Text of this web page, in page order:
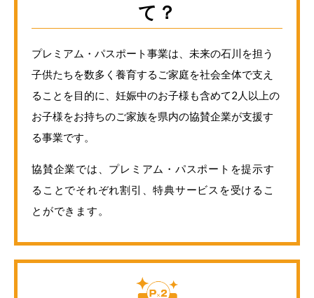
て？
プレミアム・パスポート事業は、未来の石川を担う
子供たちを数多く養育するご家庭を社会全体で支え
ることを目的に、妊娠中のお子様も含めて2人以上の
お子様をお持ちのご家族を県内の協賛企業が支援す
る事業です。
協賛企業では、プレミアム・パスポートを提示す
ることでそれぞれ割引、特典サービスを受けるこ
とができます。